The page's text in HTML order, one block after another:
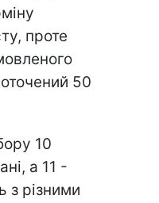
проте
50
10
а 11 -
з різними